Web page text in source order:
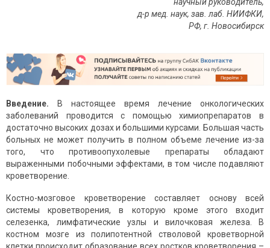
д-р мед. наук, зав. лаб. НИИФКИ,
РФ, г. Новосибирск
Введение.
В настоящее время лечение онкологических
заболеваний проводится с помощью химиопрепаратов в
достаточно высоких дозах и большими курсами. Большая часть
больных не может получить в полном объеме лечение из-за
того, что противоопухолевые препараты обладают
выраженными побочными эффектами, в том числе подавляют
кроветворение.
Костно-мозговое кроветворение составляет основу всей
системы кроветворения, в которую кроме этого входит
селезенка, лимфатические узлы и вилочковая железа. В
костном мозге из полипотентной стволовой кроветворной